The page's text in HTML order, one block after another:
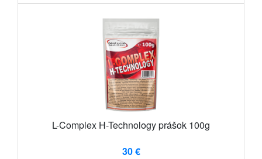
L-Complex H-Technology prášok 100g
30 €